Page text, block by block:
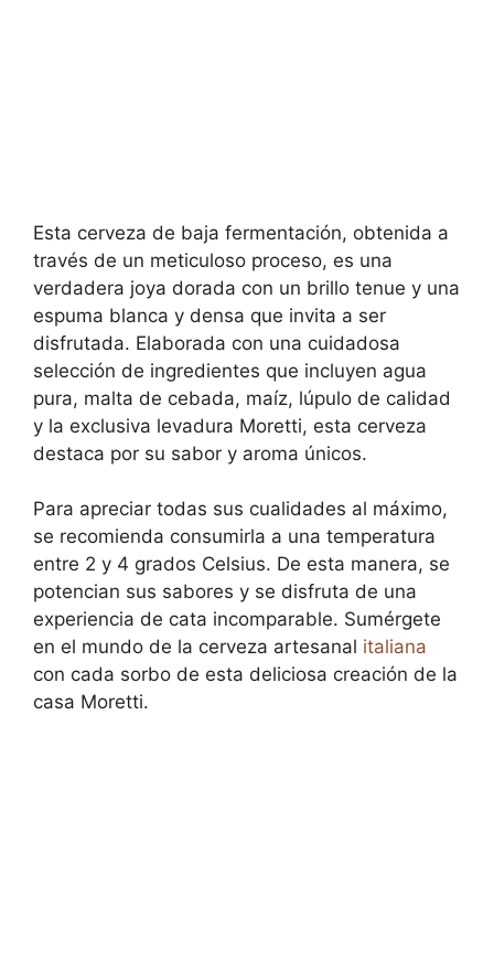
Esta cerveza de baja fermentación, obtenida a
través de un meticuloso proceso, es una
verdadera joya dorada con un brillo tenue y una
espuma blanca y densa que invita a ser
disfrutada. Elaborada con una cuidadosa
selección de ingredientes que incluyen agua
pura, malta de cebada, maíz, lúpulo de calidad
y la exclusiva levadura Moretti, esta cerveza
destaca por su sabor y aroma únicos.
Para apreciar todas sus cualidades al máximo,
se recomienda consumirla a una temperatura
entre 2 y 4 grados Celsius. De esta manera, se
potencian sus sabores y se disfruta de una
experiencia de cata incomparable. Sumérgete
en el mundo de la cerveza artesanal italiana
con cada sorbo de esta deliciosa creación de la
casa Moretti.